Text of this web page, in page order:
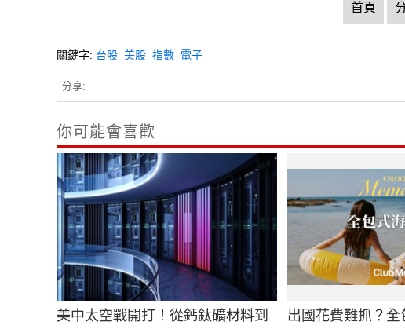
首頁
關鍵字: 台股 美股 指數 電子
分享:
你可能會喜歡
美中太空戰開打！從鈣鈦礦材料到 出國花費難抓？全